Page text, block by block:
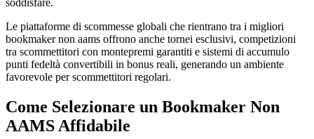
Le piattaforme di scommesse globali che rientrano tra i migliori
bookmaker non aams offrono anche tornei esclusivi, competizioni
tra scommettitori con montepremi garantiti e sistemi di accumulo
punti fedeltà convertibili in bonus reali, generando un ambiente
favorevole per scommettitori regolari.
Come Selezionare un Bookmaker Non
AAMS Affidabile